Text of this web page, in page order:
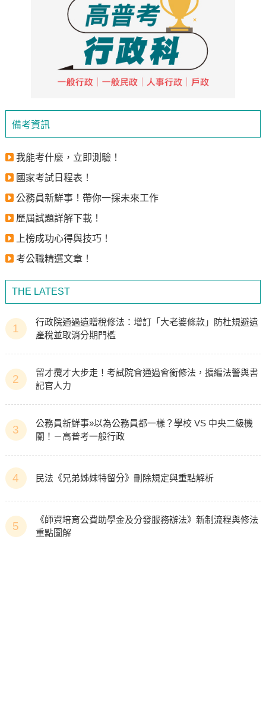
備考資訊
我能考什麼，立即測驗！
國家考試日程表！
公務員新鮮事！帶你一探未來工作
歷屆試題詳解下載！
上榜成功心得與技巧！
考公職精選文章！
THE LATEST
1
行政院通過遺贈稅修法：增訂「大老婆條款」防杜規避遺
產稅並取消分期門檻
2
留才攬才大步走！考試院會通過會銜修法，擴編法警與書
記官人力
3
公務員新鮮事»以為公務員都一樣？學校 VS 中央二級機
關！－高普考一般行政
4 民法《兄弟姊妹特留分》刪除規定與重點解析
5
《師資培育公費助學金及分發服務辦法》新制流程與修法
重點圖解